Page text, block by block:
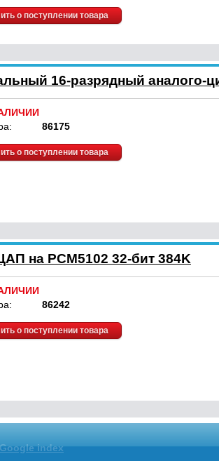
о поступлении товара
16-разрядный аналого-
86175
о поступлении товара
на PCM5102 32-бит 384K
86242
о поступлении товара
Google index